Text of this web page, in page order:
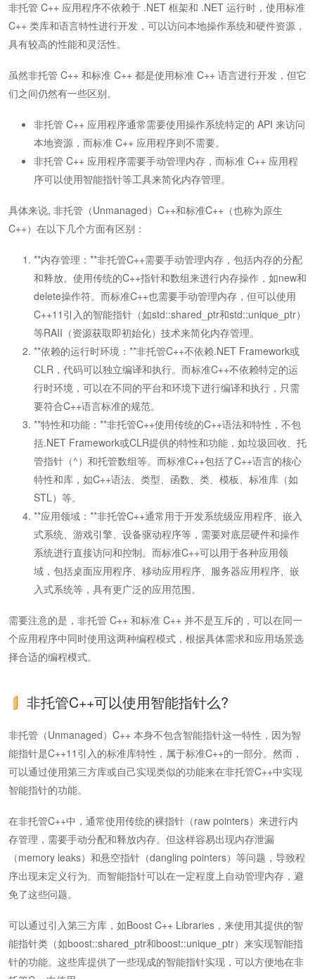
非托管 C++ 应用程序不依赖于 .NET 框架和 .NET 运行时，使用标准
C++ 类库和语言特性进行开发，可以访问本地操作系统和硬件资源，
具有较高的性能和灵活性。
虽然非托管 C++ 和标准 C++ 都是使用标准 C++ 语言进行开发，但它
们之间仍然有一些区别。
非托管 C++ 应用程序通常需要使用操作系统特定的 API 来访问
本地资源，而标准 C++ 应用程序则不需要。
非托管 C++ 应用程序需要手动管理内存，而标准 C++ 应用程
序可以使用智能指针等工具来简化内存管理。
具体来说, 非托管（Unmanaged）C++和标准C++（也称为原生
C++）在以下几个方面有区别：
**内存管理：**非托管C++需要手动管理内存，包括内存的分配
和释放。使用传统的C++指针和数组来进行内存操作，如new和
delete操作符。而标准C++也需要手动管理内存，但可以使用
C++11引入的智能指针（如std::shared_ptr和std::unique_ptr）
等RAII（资源获取即初始化）技术来简化内存管理。
**依赖的运行时环境：**非托管C++不依赖.NET Framework或
CLR，代码可以独立编译和执行。而标准C++不依赖特定的运
行时环境，可以在不同的平台和环境下进行编译和执行，只需
要符合C++语言标准的规范。
**特性和功能：**非托管C++使用传统的C++语法和特性，不包
括.NET Framework或CLR提供的特性和功能，如垃圾回收、托
管指针（^）和托管数组等。而标准C++包括了C++语言的核心
特性和库，如C++语法、类型、函数、类、模板、标准库（如
STL）等。
**应用领域：**非托管C++通常用于开发系统级应用程序、嵌入
式系统、游戏引擎、设备驱动程序等，需要对底层硬件和操作
系统进行直接访问和控制。而标准C++可以用于各种应用领
域，包括桌面应用程序、移动应用程序、服务器应用程序、嵌
入式系统等，具有更广泛的应用范围。
需要注意的是，非托管 C++ 和标准 C++ 并不是互斥的，可以在同一
个应用程序中同时使用这两种编程模式，根据具体需求和应用场景选
择合适的编程模式。
非托管C++可以使用智能指针么?
非托管（Unmanaged）C++ 本身不包含智能指针这一特性，因为智
能指针是C++11引入的标准库特性，属于标准C++的一部分。然而，
可以通过使用第三方库或自己实现类似的功能来在非托管C++中实现
智能指针的功能。
在非托管C++中，通常使用传统的裸指针（raw pointers）来进行内
存管理，需要手动分配和释放内存。但这样容易出现内存泄漏
（memory leaks）和悬空指针（dangling pointers）等问题，导致程
序出现未定义行为。而智能指针可以在一定程度上自动管理内存，避
免了这些问题。
可以通过引入第三方库，如Boost C++ Libraries，来使用其提供的智
能指针类（如boost::shared_ptr和boost::unique_ptr）来实现智能指
针的功能。这些库提供了一些现成的智能指针实现，可以方便地在非